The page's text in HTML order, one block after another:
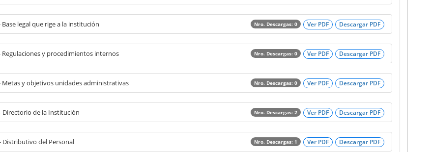
Descargar PDF
Ver PDF
Base legal que rige a la institución Nro. Descargas: 0
Descargar PDF
Ver PDF
Regulaciones y procedimientos internos Nro. Descargas: 0
Descargar PDF
Ver PDF
Metas y objetivos unidades administrativas Nro. Descargas: 0
Descargar PDF
Ver PDF
Directorio de la Institución Nro. Descargas: 2
Descargar PDF
Ver PDF
Distributivo del Personal Nro. Descargas: 1